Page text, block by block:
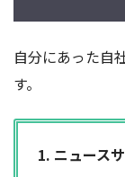
自分にあった自
す。
ニュース